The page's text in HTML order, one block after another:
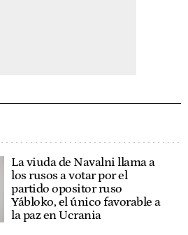
La viuda de Navalni llama a
los rusos a votar por el
partido opositor ruso
Yábloko, el único favorable a
la paz en Ucrania